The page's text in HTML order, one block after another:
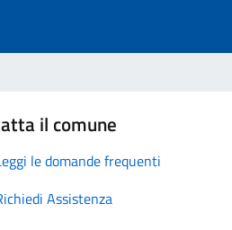
il comune
le domande frequenti
Assistenza